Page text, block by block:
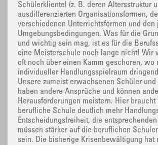
Schülerklientel (z. B. deren Altersstruktur
ausdifferenzierten Organisationsformen,
verschiedenen Unterrichtsformen und
Umgebungsbedingungen. Was für die
und wichtig sein mag, ist es für die
eine Meisterschule noch lange nicht! Wir
oft noch über einen Kamm geschoren, wo
individueller Handlungsspielraum
Unsere zumeist erwachsenen Schüler
haben andere Ansprüche und können
Herausforderungen meistern. Hier braucht
berufliche Schule deutlich mehr
Entscheidungsfreiheit, die
müssen stärker auf die beruflichen
sein. Die bisherige Krisenbewältigung hat